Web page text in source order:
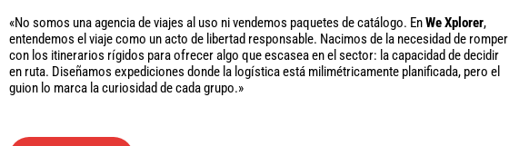
«No somos una agencia de viajes al uso ni vendemos paquetes de catálogo. EnWe Xplorer,
entendemos el viaje como un acto de libertad responsable. Nacimos de la necesidad de romper
con los itinerarios rígidos para ofrecer algo que escasea en el sector: la capacidad de decidir
en ruta. Diseñamos expediciones donde la logística está milimétricamente planificada, pero el
guion lo marca la curiosidad de cada grupo.»